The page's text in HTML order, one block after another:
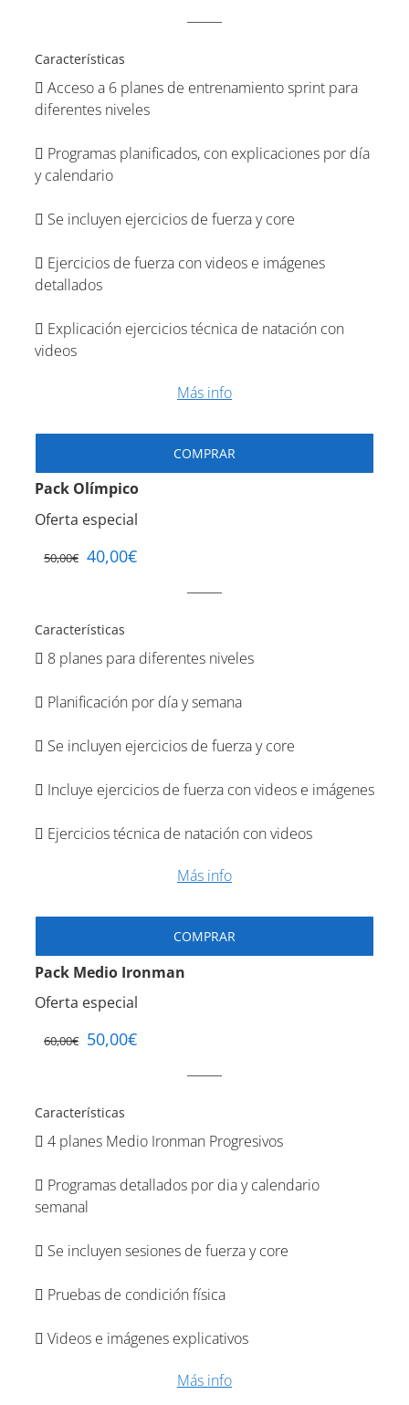
Características
Acceso a 6 planes de entrenamiento sprint para
diferentes niveles
Programas planificados, con explicaciones por día
y calendario
Se incluyen ejercicios de fuerza y core
Ejercicios de fuerza con videos e imágenes
detallados
Explicación ejercicios técnica de natación con
videos
Más info
COMPRAR
Pack Olímpico
Oferta especial
50,00€ 40,00€
Características
8 planes para diferentes niveles
Planificación por día y semana
Se incluyen ejercicios de fuerza y core
Incluye ejercicios de fuerza con videos e imágenes
Ejercicios técnica de natación con videos
Más info
COMPRAR
Pack Medio Ironman
Oferta especial
60,00€ 50,00€
Características
4 planes Medio Ironman Progresivos
Programas detallados por dia y calendario
semanal
Se incluyen sesiones de fuerza y core
Pruebas de condición física
Videos e imágenes explicativos
Más info